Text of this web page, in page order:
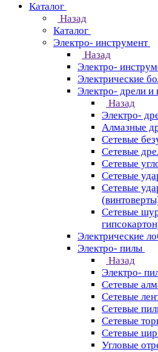
Каталог
Назад
Каталог
Электро- инструмент
Назад
Электро-
Электрические
Электро- дрели
Назад
Электро-
Алмазные
Сетевые
Сетевые
Сетевые
Сетевые
Сетевые
Сетевые
Электрические
Электро- пилы
Назад
Электро-
Сетевые
Сетевые
Сетевые
Сетевые
Сетевые
Угловые